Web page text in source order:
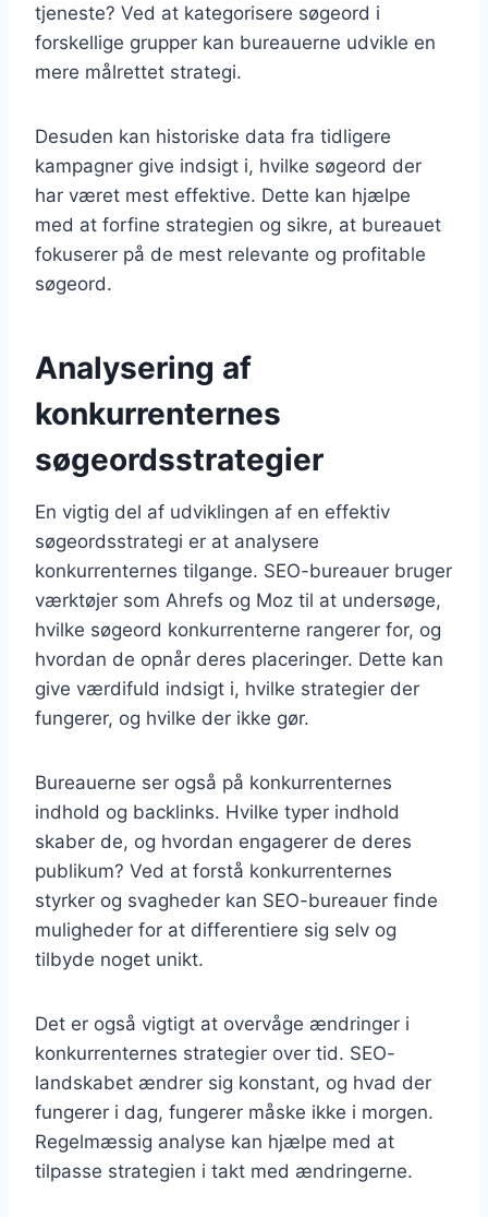
tjeneste? Ved at kategorisere søgeord i
forskellige grupper kan bureauerne udvikle en
mere målrettet strategi.
Desuden kan historiske data fra tidligere
kampagner give indsigt i, hvilke søgeord der
har været mest effektive. Dette kan hjælpe
med at forfine strategien og sikre, at bureauet
fokuserer på de mest relevante og profitable
søgeord.
Analysering af
konkurrenternes
søgeordsstrategier
En vigtig del af udviklingen af en effektiv
søgeordsstrategi er at analysere
konkurrenternes tilgange. SEO-bureauer bruger
værktøjer som Ahrefs og Moz til at undersøge,
hvilke søgeord konkurrenterne rangerer for, og
hvordan de opnår deres placeringer. Dette kan
give værdifuld indsigt i, hvilke strategier der
fungerer, og hvilke der ikke gør.
Bureauerne ser også på konkurrenternes
indhold og backlinks. Hvilke typer indhold
skaber de, og hvordan engagerer de deres
publikum? Ved at forstå konkurrenternes
styrker og svagheder kan SEO-bureauer finde
muligheder for at differentiere sig selv og
tilbyde noget unikt.
Det er også vigtigt at overvåge ændringer i
konkurrenternes strategier over tid. SEO-
landskabet ændrer sig konstant, og hvad der
fungerer i dag, fungerer måske ikke i morgen.
Regelmæssig analyse kan hjælpe med at
tilpasse strategien i takt med ændringerne.